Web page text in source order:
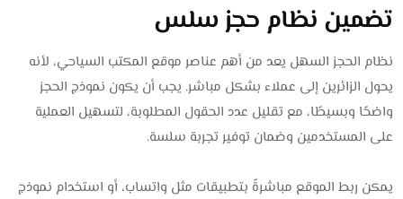
تضمين نظام حجز سلس
نظام الحجز السهل يعد من أهم عناصر موقع المكتب السياحي، لأنه
يحول الزائرين إلى عملاء بشكل مباشر. يجب أن يكون نموذج الحجز
واضحًا وبسيطًا، مع تقليل عدد الحقول المطلوبة، لتسهيل العملية
على المستخدمين وضمان توفير تجربة سلسة.
يمكن ربط الموقع مباشرةً بتطبيقات مثل واتساب، أو استخدام نموذج